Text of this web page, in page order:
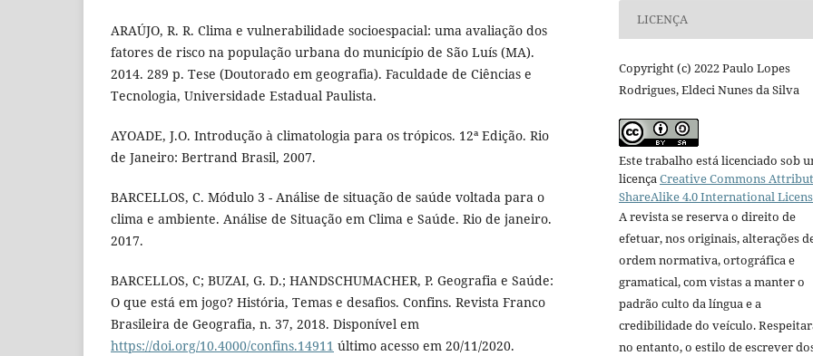
ARAÚJO, R. R. Clima e vulnerabilidade socioespacial: uma avaliação dos
fatores de risco na população urbana do município de São Luís (MA).
2014. 289 p. Tese (Doutorado em geografia). Faculdade de Ciências e
Tecnologia, Universidade Estadual Paulista.
AYOADE, J.O. Introdução à climatologia para os trópicos. 12ª Edição. Rio
de Janeiro: Bertrand Brasil, 2007.
BARCELLOS, C. Módulo 3 - Análise de situação de saúde voltada para o
clima e ambiente. Análise de Situação em Clima e Saúde. Rio de janeiro.
2017.
BARCELLOS, C; BUZAI, G. D.; HANDSCHUMACHER, P. Geografia e Saúde:
O que está em jogo? História, Temas e desafios. Confins. Revista Franco
Brasileira de Geografia, n. 37, 2018. Disponível em
https://doi.org/10.4000/confins.14911 último acesso em 20/11/2020.
LICENÇA
Copyright (c) 2022 Paulo Lopes
Rodrigues, Eldeci Nunes da Silva
Este trabalho está licenciado sob
licençaCreative Commons
ShareAlike 4.0 International
A revista se reserva o direito de
efetuar, nos originais, alterações
ordem normativa, ortográfica e
gramatical, com vistas a manter o
padrão culto da língua e a
credibilidade do veículo.
no entanto, o estilo de escrever